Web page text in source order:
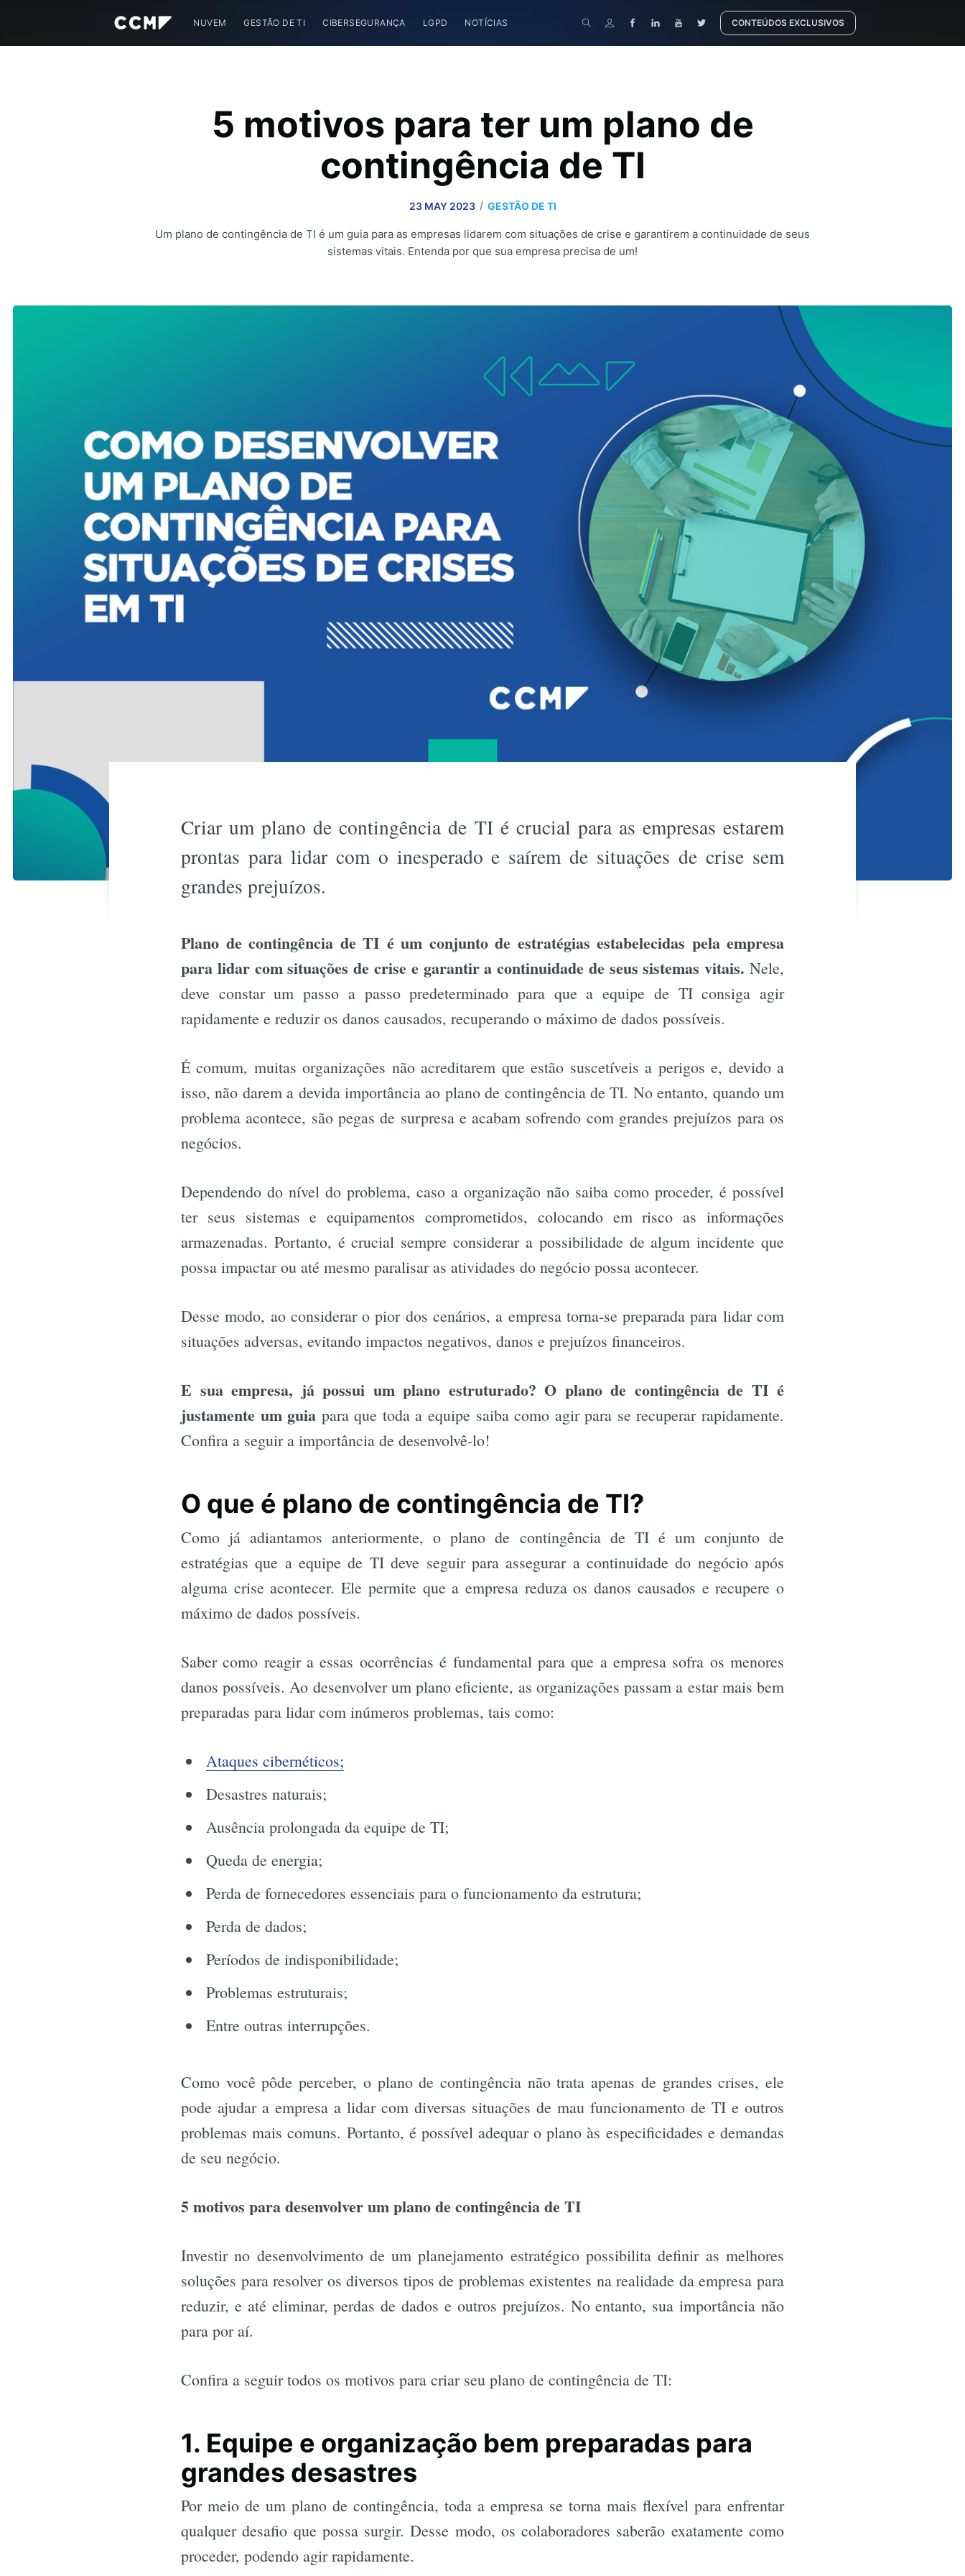
NUVEM GESTÃO DE TI CIBERSEGURANÇA LGPD NOTÍCIAS CONTEÚDOS EXCLUSIVOS
5 motivos para ter um plano de
contingência de TI
23 MAY 2023 / GESTÃO DE TI
Um plano de contingência de TI é um guia para as empresas lidarem com situações de crise e garantirem a continuidade de seus
sistemas vitais. Entenda por que sua empresa precisa de um!
Criar um plano de contingência de TI é crucial para as empresas estarem
prontas para lidar com o inesperado e saírem de situações de crise sem
grandes prejuízos.
Plano de contingência de TI é um conjunto de estratégias estabelecidas pela empresa
para lidar com situações de crise e garantir a continuidade de seus sistemas vitais. Nele,
deve constar um passo a passo predeterminado para que a equipe de TI consiga agir
rapidamente e reduzir os danos causados, recuperando o máximo de dados possíveis.
É comum, muitas organizações não acreditarem que estão suscetíveis a perigos e, devido a
isso, não darem a devida importância ao plano de contingência de TI. No entanto, quando um
problema acontece, são pegas de surpresa e acabam sofrendo com grandes prejuízos para os
negócios.
Dependendo do nível do problema, caso a organização não saiba como proceder, é possível
ter seus sistemas e equipamentos comprometidos, colocando em risco as informações
armazenadas. Portanto, é crucial sempre considerar a possibilidade de algum incidente que
possa impactar ou até mesmo paralisar as atividades do negócio possa acontecer.
Desse modo, ao considerar o pior dos cenários, a empresa torna-se preparada para lidar com
situações adversas, evitando impactos negativos, danos e prejuízos financeiros.
E sua empresa, já possui um plano estruturado? O plano de contingência de TI é
justamente um guia para que toda a equipe saiba como agir para se recuperar rapidamente.
Confira a seguir a importância de desenvolvê-lo!
O que é plano de contingência de TI?
Como já adiantamos anteriormente, o plano de contingência de TI é um conjunto de
estratégias que a equipe de TI deve seguir para assegurar a continuidade do negócio após
alguma crise acontecer. Ele permite que a empresa reduza os danos causados e recupere o
máximo de dados possíveis.
Saber como reagir a essas ocorrências é fundamental para que a empresa sofra os menores
danos possíveis. Ao desenvolver um plano eficiente, as organizações passam a estar mais bem
preparadas para lidar com inúmeros problemas, tais como:
Ataques cibernéticos;
Desastres naturais;
Ausência prolongada da equipe de TI;
Queda de energia;
Perda de fornecedores essenciais para o funcionamento da estrutura;
Perda de dados;
Períodos de indisponibilidade;
Problemas estruturais;
Entre outras interrupções.
Como você pôde perceber, o plano de contingência não trata apenas de grandes crises, ele
pode ajudar a empresa a lidar com diversas situações de mau funcionamento de TI e outros
problemas mais comuns. Portanto, é possível adequar o plano às especificidades e demandas
de seu negócio.
5 motivos para desenvolver um plano de contingência de TI
Investir no desenvolvimento de um planejamento estratégico possibilita definir as melhores
soluções para resolver os diversos tipos de problemas existentes na realidade da empresa para
reduzir, e até eliminar, perdas de dados e outros prejuízos. No entanto, sua importância não
para por aí.
Confira a seguir todos os motivos para criar seu plano de contingência de TI:
1. Equipe e organização bem preparadas para
grandes desastres
Por meio de um plano de contingência, toda a empresa se torna mais flexível para enfrentar
qualquer desafio que possa surgir. Desse modo, os colaboradores saberão exatamente como
proceder, podendo agir rapidamente.